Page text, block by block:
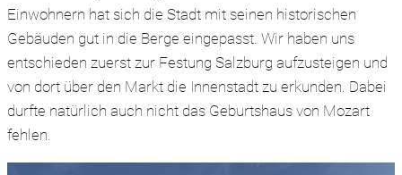
Einwohnern hat sich die Stadt mit seinen historischen
Gebäuden gut in die Berge eingepasst. Wir haben uns
entschieden zuerst zur Festung Salzburg aufzusteigen und
von dort über den Markt die Innenstadt zu erkunden. Dabei
durfte natürlich auch nicht das Geburtshaus von Mozart
fehlen.